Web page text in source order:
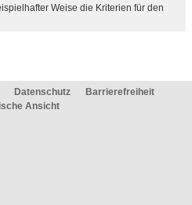
Weise die Kriterien für den
Datenschutz
Barrierefreiheit
Ansicht